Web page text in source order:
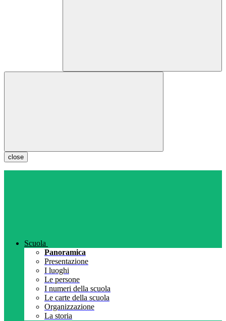
close
Scuola
Panoramica
Presentazione
I luoghi
Le persone
I numeri della scuola
Le carte della scuola
Organizzazione
La storia